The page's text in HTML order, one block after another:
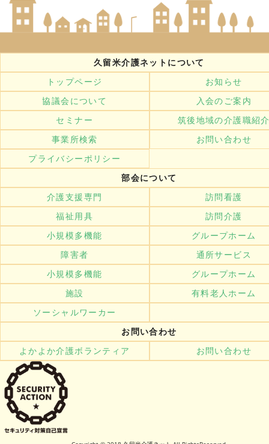
久留米介護ネットについて
トップページ
お知らせ
協議会について
入会のご案内
セミナー
筑後地域の介護職紹
事業所検索
お問い合わせ
プライバシーポリシー
部会について
介護支援専門
訪問看護
福祉用具
訪問介護
小規模多機能
グループホーム
障害者
通所サービス
小規模多機能
グループホーム
施設
有料老人ホーム
ソーシャルワーカー
お問い合わせ
よかよか介護ボランティア
お問い合わせ